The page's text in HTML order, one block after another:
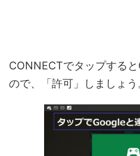
CONNECTでタップする
ので、「許可」しましょう